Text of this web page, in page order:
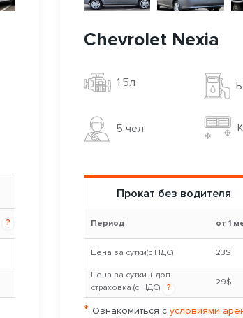
?
Chevrolet Nexia
1.5л
5 чел
Прокат без водителя
Период от 1
Цена за сутки(с НДС) 23$
Цена за сутки + доп.
страховка (с НДС)
?
29$
* Ознакомиться с условиями